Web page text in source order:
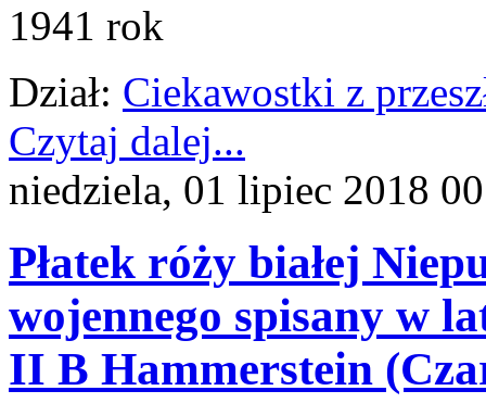
1941 rok
Dział: Ciekawostki z
Czytaj dalej...
niedziela, 01 lipiec 2018
Płatek róży białej
wojennego spisany w
II B Hammerstein